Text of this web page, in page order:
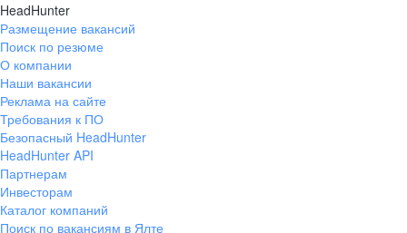
HeadHunter
Размещение вакансий
Поиск по резюме
О компании
Наши вакансии
Реклама на сайте
Требования к ПО
Безопасный HeadHunter
HeadHunter API
Партнерам
Инвесторам
Каталог компаний
Поиск по вакансиям в Ялте